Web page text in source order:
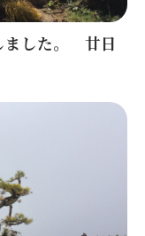
ました。 廿日